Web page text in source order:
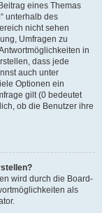
eines Themas
unterhalb des
nicht sehen
Umfragen zu
in
dass jede
auch unter
Optionen ein
gilt (0 bedeutet
ob die Benutzer ihre
wird durch die Board-
als